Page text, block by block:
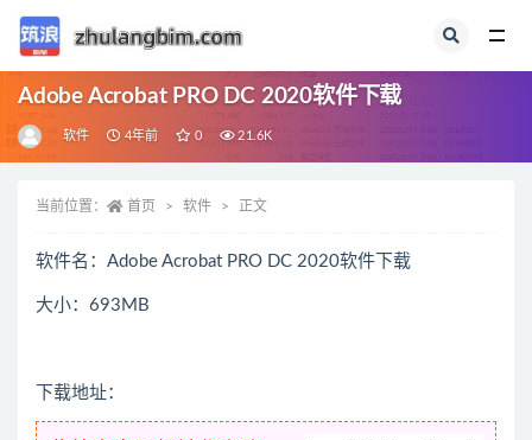
Adobe Acrobat PRO DC 2020软件下载
软件 4年前 0 21.6K
当前位置： 首页 软件 正文
软件名：Adobe Acrobat PRO DC 2020软件下载
大小：693MB
下载地址：